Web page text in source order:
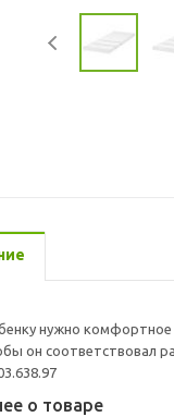
нужно
он соответствовал
о товаре